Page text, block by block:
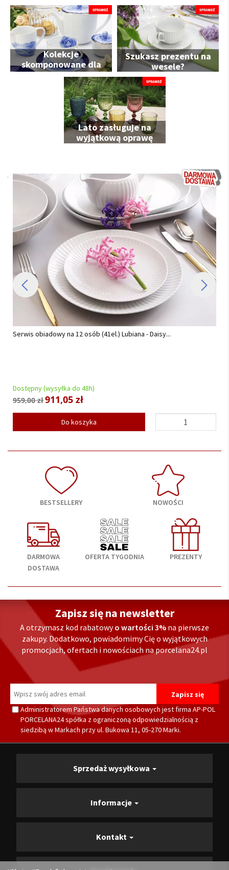
Kolekcje
skomponowane dla
Ciebie
Szukasz prezentu na
wesele?
Lato zasługuje na
wyjątkową oprawę
Serwis obiadowy na 12 osób (44 el) Chodzież - Akcent C000 BIAŁY
Dostępny (wysyłka do 48h)
878,00 zł
Do koszyka
BESTSELLERY NOWOŚCI
DARMOWA
DOSTAWA
OFERTA TYGODNIA PREZENTY
Zapisz się na newsletter
A otrzymasz kod rabatowyo wartości 3% na pierwsze
zakupy. Dodatkowo, powiadomimy Cię o wyjątkowych
promocjach, ofertach i nowościach na porcelana24.pl
Administratorem Państwa danych osobowych jest firma AP-POL
PORCELANA24 spółka z ograniczoną odpowiedzialnością z
siedzibą w Markach przy ul. Bukowa 11, 05-270 Marki.
Sprzedaż wysyłkowa
Informacje
Kontakt